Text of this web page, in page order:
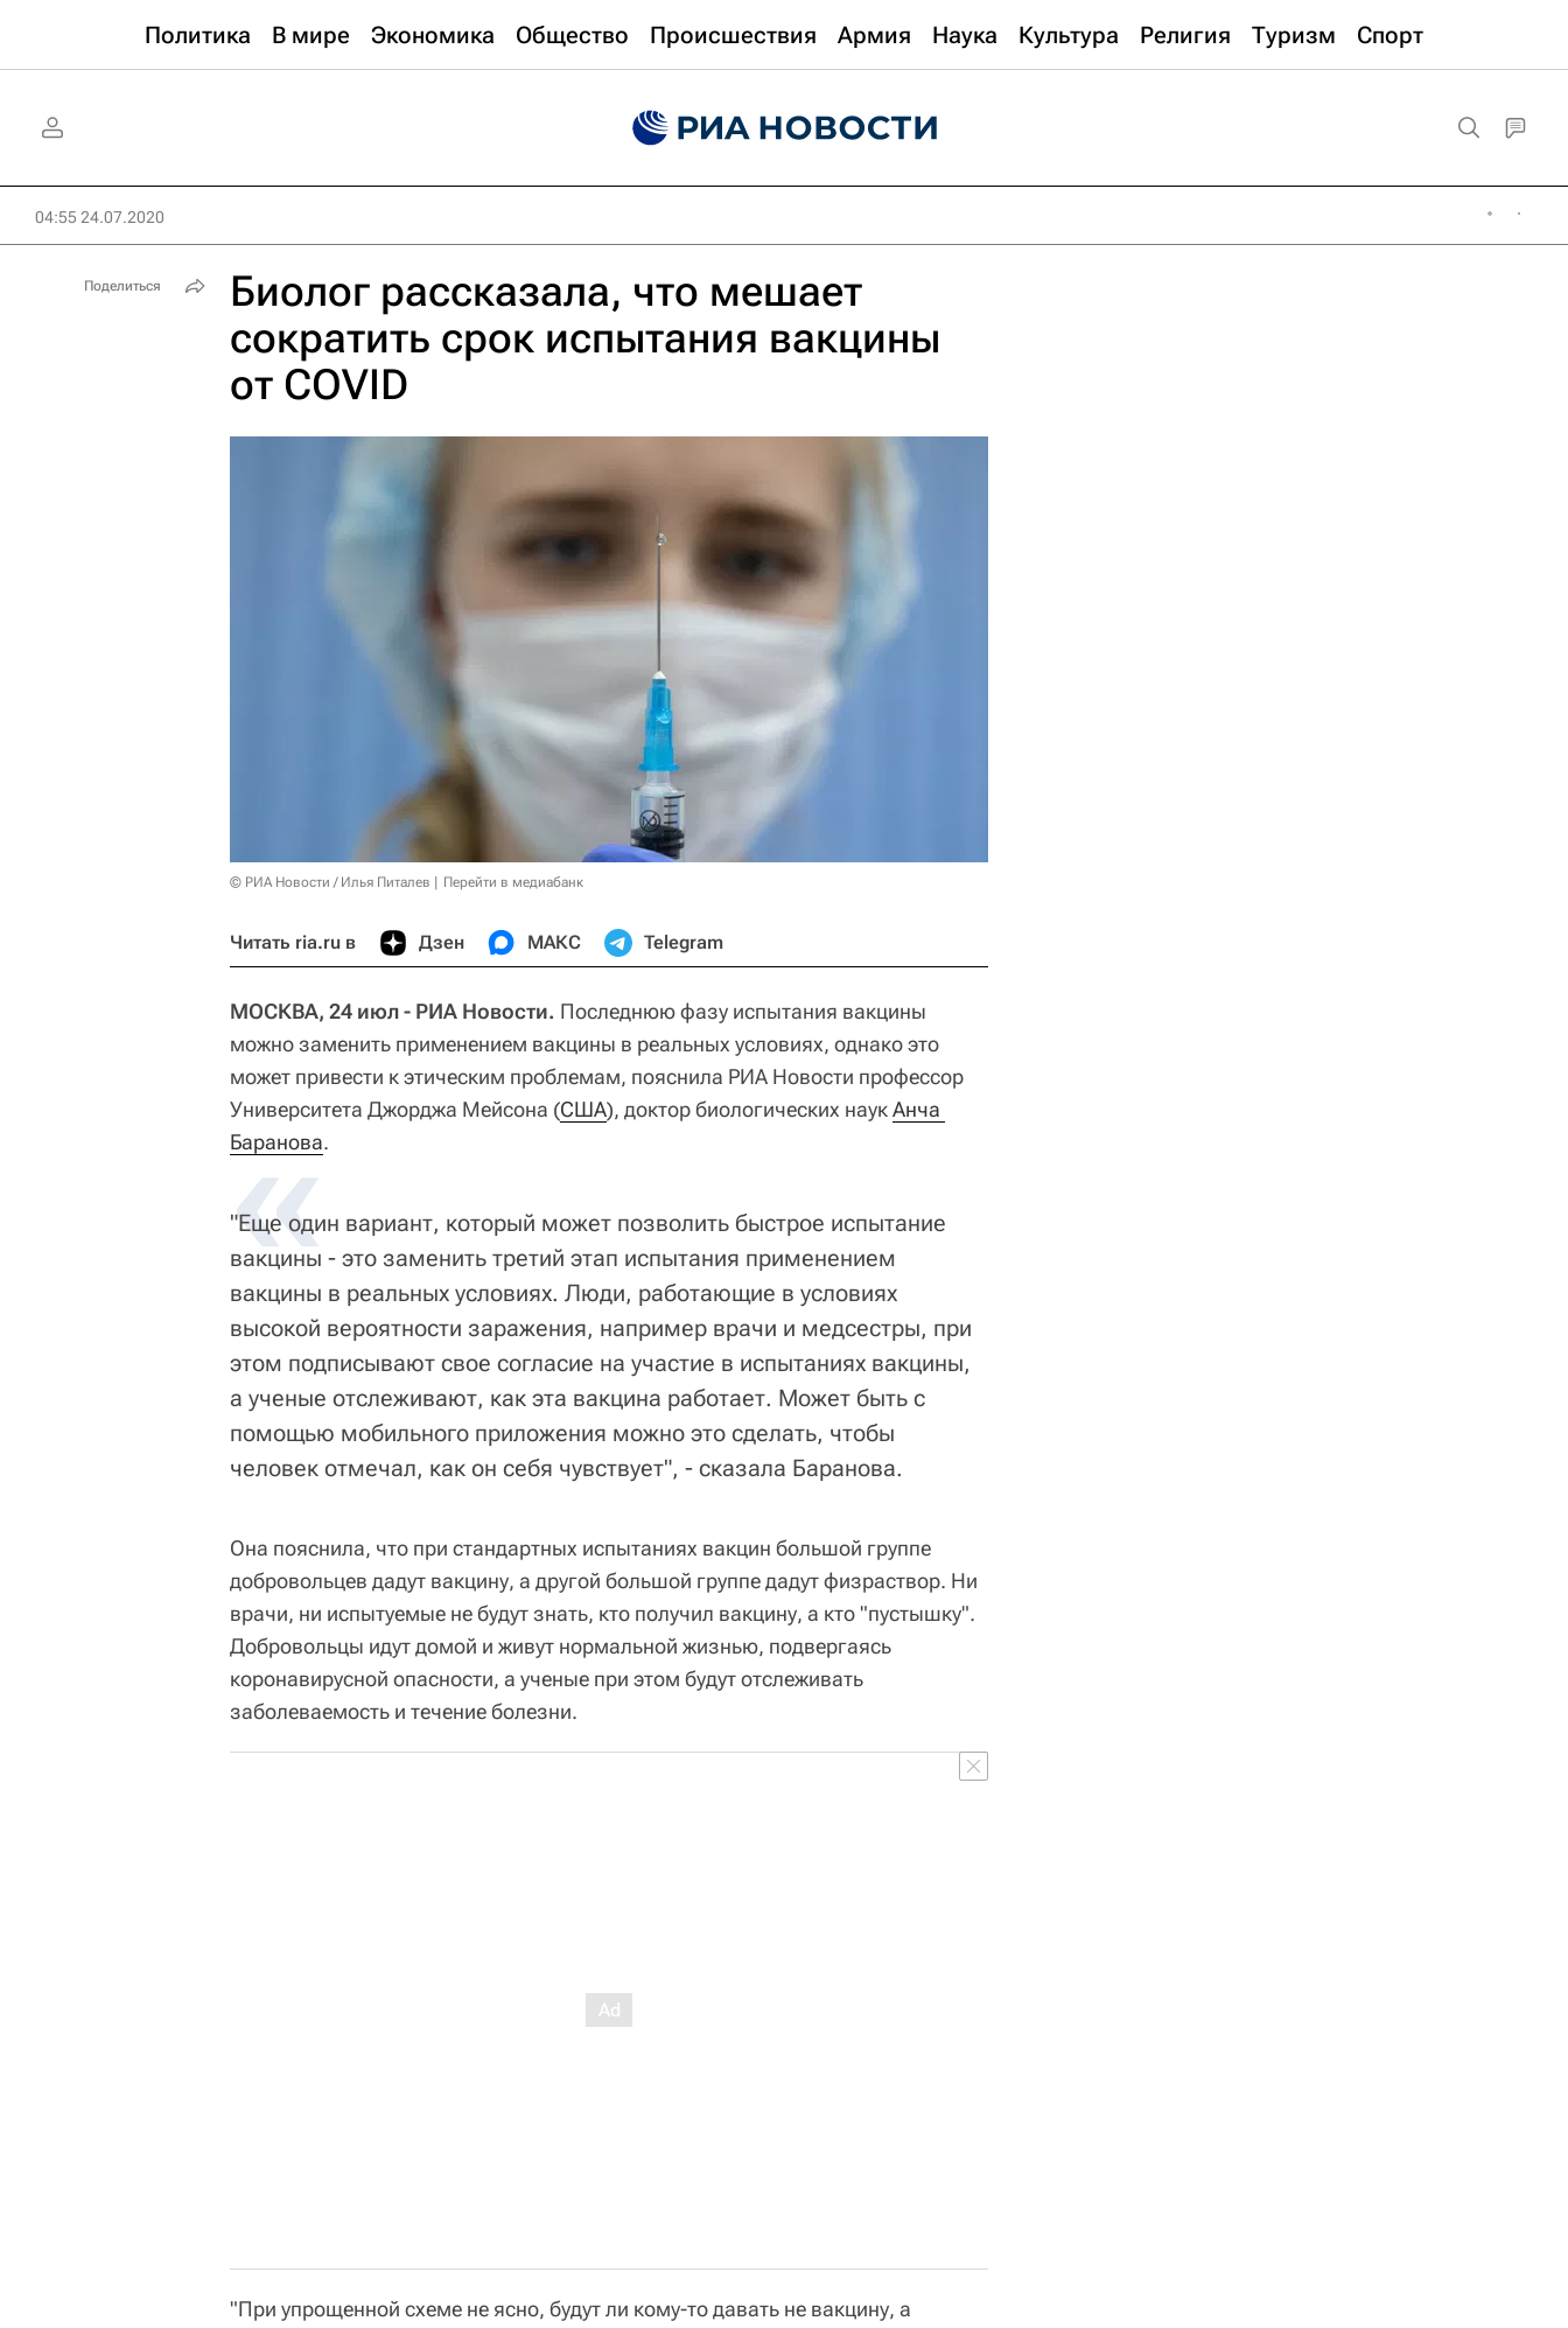
Политика В мире Экономика Общество Происшествия Армия Наука Культура Религия Туризм Спорт
04:55 24.07.2020
Биолог рассказала, что мешает
сократить срок испытания вакцины
от COVID
© РИА Новости / Илья Питалев Перейти в медиабанк
Читать ria.ru в Дзен МАКС Telegram
МОСКВА, 24 июл - РИА Новости. Последнюю фазу испытания вакцины
можно заменить применением вакцины в реальных условиях, однако это
может привести к этическим проблемам, пояснила РИА Новости профессор
Университета Джорджа Мейсона (США), доктор биологических наукАнча
Баранова.
«
"Еще один вариант, который может позволить быстрое испытание
вакцины - это заменить третий этап испытания применением
вакцины в реальных условиях. Люди, работающие в условиях
высокой вероятности заражения, например врачи и медсестры, при
этом подписывают свое согласие на участие в испытаниях вакцины,
а ученые отслеживают, как эта вакцина работает. Может быть с
помощью мобильного приложения можно это сделать, чтобы
человек отмечал, как он себя чувствует", - сказала Баранова.
Она пояснила, что при стандартных испытаниях вакцин большой группе
добровольцев дадут вакцину, а другой большой группе дадут физраствор. Ни
врачи, ни испытуемые не будут знать, кто получил вакцину, а кто "пустышку".
Добровольцы идут домой и живут нормальной жизнью, подвергаясь
коронавирусной опасности, а ученые при этом будут отслеживать
заболеваемость и течение болезни.
"При упрощенной схеме не ясно, будут ли кому-то давать не вакцину, а
Поделиться